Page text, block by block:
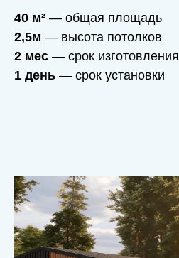
40 м² — общая площадь
2,5м — высота потолков
2 мес — срок изготовления
1 день — срок установки